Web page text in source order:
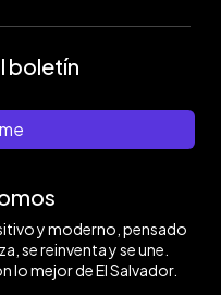
boletín
y moderno, pensado
se reinventa y se une.
lo mejor de El Salvador.